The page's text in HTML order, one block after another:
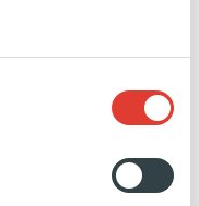
Management
Booth School
University -